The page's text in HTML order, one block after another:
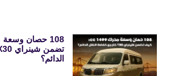
الدائم؟